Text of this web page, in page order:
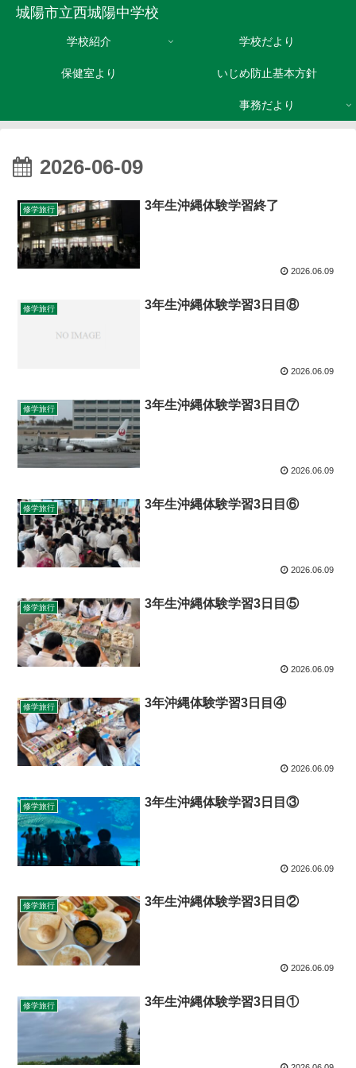
城陽市立西城陽中学校
学校紹介 学校だより
保健室より いじめ防止基本方針
事務だより
2026-06-09
修学旅行 3年生沖縄体験学習終了
2026.06.09
修学旅行 3年生沖縄体験学習3日目⑧
2026.06.09
修学旅行 3年生沖縄体験学習3日目⑦
2026.06.09
修学旅行 3年生沖縄体験学習3日目⑥
2026.06.09
修学旅行 3年生沖縄体験学習3日目⑤
2026.06.09
修学旅行 3年沖縄体験学習3日目④
2026.06.09
修学旅行 3年生沖縄体験学習3日目③
2026.06.09
修学旅行 3年生沖縄体験学習3日目②
2026.06.09
修学旅行 3年生沖縄体験学習3日目①